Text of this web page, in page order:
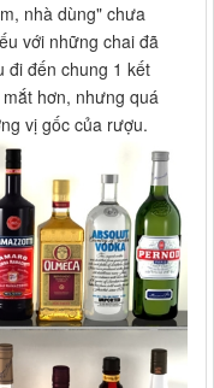
nhà dùng" chưa
với những chai đã
đi đến chung 1 kết
hơn, nhưng quá
vị gốc của rượu.